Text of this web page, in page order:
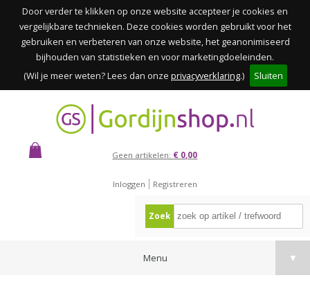
Door verder te klikken op onze website accepteer je cookies en
vergelijkbare technieken. Deze cookies worden gebruikt voor het
gebruiken en verbeteren van onze website, het geanonimiseerd
bijhouden van statistieken en voor marketingdoeleinden.
(Wil je meer weten? Lees dan onze privacyverklaring.) Sluiten
Geen artikelen: € 0,00
Inloggen Registreren
Zoek
Menu ▼